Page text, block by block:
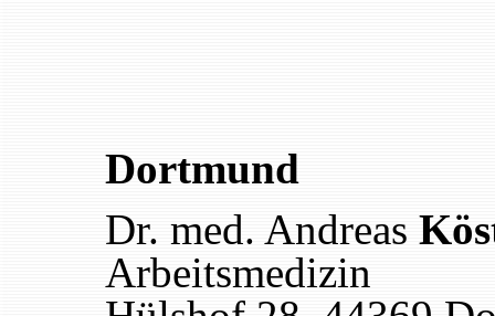
Dortmund
Dr. med. Andreas
Arbeitsmedizin